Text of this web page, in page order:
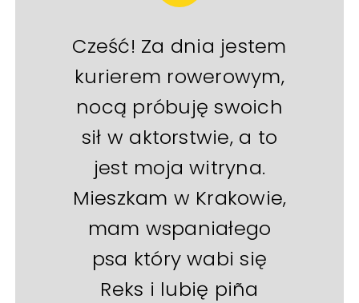
Cześć! Za dnia jestem
kurierem rowerowym,
nocą próbuję swoich
sił w aktorstwie, a to
jest moja witryna.
Mieszkam w Krakowie,
mam wspaniałego
psa który wabi się
Reks i lubię piña